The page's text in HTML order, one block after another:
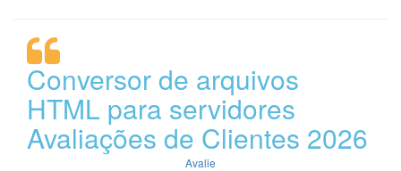
Conversor de arquivos
HTML para servidores
Avaliações de Clientes 2026
Avalie